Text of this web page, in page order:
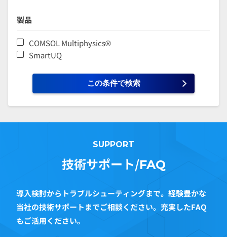
製品
COMSOL Multiphysics®
SmartUQ
SUPPORT
技術サポート/FAQ
導入検討からトラブルシューティングまで。経験豊かな
当社の技術サポートまでご相談ください。充実したFAQ
もご活用ください。